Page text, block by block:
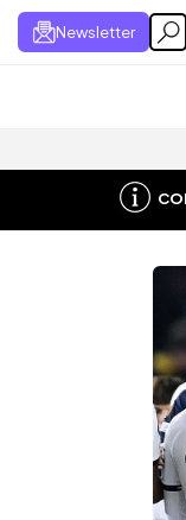
Newsletter